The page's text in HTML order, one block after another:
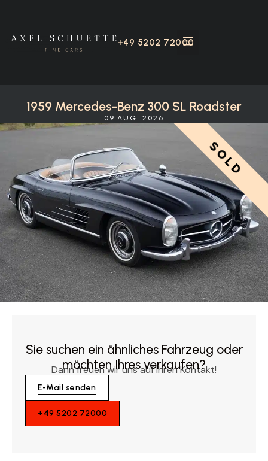
+49 5202 72000
1959 Mercedes-Benz 300 SL Roadster
09.AUG. 2026
Sie suchen ein ähnliches Fahrzeug oder
möchten Ihres verkaufen?
Dann freuen wir uns auf Ihren Kontakt!
E-Mail senden
+49 5202 72000